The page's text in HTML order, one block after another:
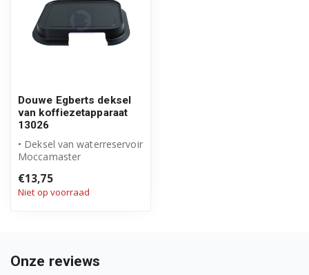
Douwe Egberts deksel
van koffiezetapparaat
13026
• Deksel van waterreservoir
Moccamaster
• Artikelnum...
€13,75
Niet op voorraad
Onze reviews